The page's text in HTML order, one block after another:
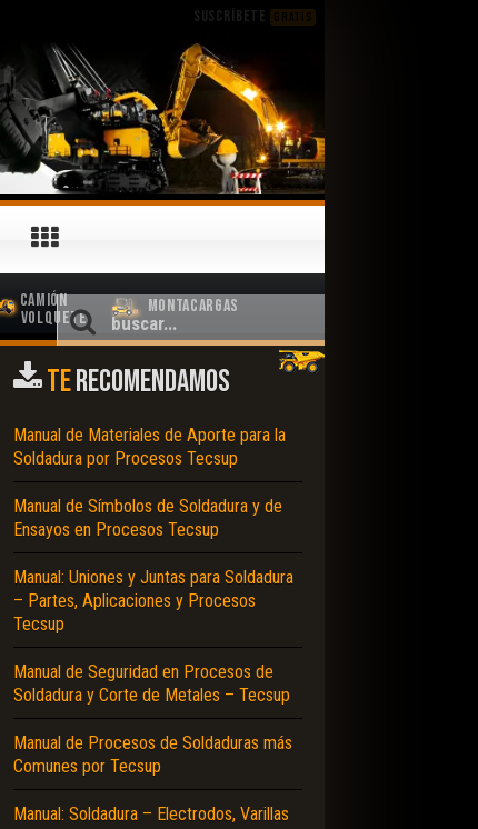
SUSCRÍBETE GRATIS
Camión
Volquete
Montacargas
TERECOMENDAMOS
Manual de Materiales de Aporte para la
Soldadura por Procesos Tecsup
Manual de Símbolos de Soldadura y de
Ensayos en Procesos Tecsup
Manual: Uniones y Juntas para Soldadura
– Partes, Aplicaciones y Procesos
Tecsup
Manual de Seguridad en Procesos de
Soldadura y Corte de Metales – Tecsup
Manual de Procesos de Soldaduras más
Comunes por Tecsup
Manual: Soldadura – Electrodos, Varillas